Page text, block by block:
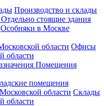
Производство и склады
Отдельно стоящие здания
Особняки в Москве
Офисы
области
Помещения
помещения
Склады
области